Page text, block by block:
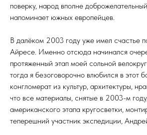
поверку, народ вполне
напоминает южных европейцев.
В далёком 2003 году уже имел счастье
Айресе. Именно отсюда начинался
протяженный этап моей сольной
тогда я безоговорочно влюбился в этот
конгломерат из культур, архитектуры,
что все материалы, снятые в 2003-м
американского этапа кругосветки,
теперешний участник экспедиции,